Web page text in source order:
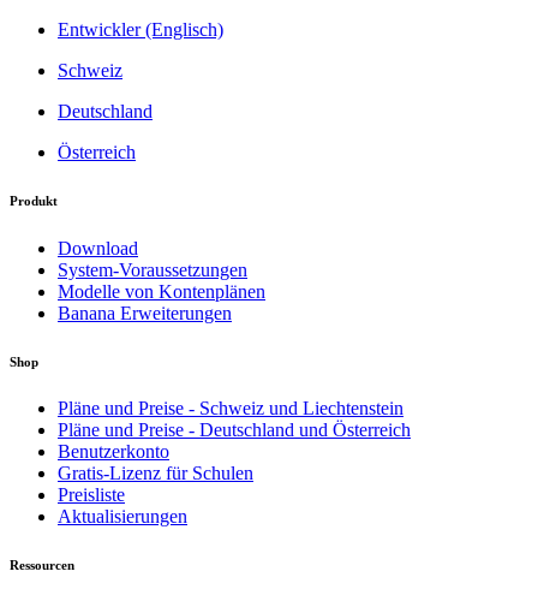
Entwickler (Englisch)
Schweiz
Deutschland
Österreich
Produkt
Download
System-Voraussetzungen
Modelle von Kontenplänen
Banana Erweiterungen
Shop
Pläne und Preise - Schweiz und Liechtenstein
Pläne und Preise - Deutschland und Österreich
Benutzerkonto
Gratis-Lizenz für Schulen
Preisliste
Aktualisierungen
Ressourcen